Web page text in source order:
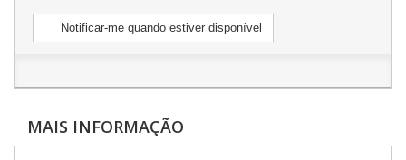
Notificar-me quando estiver disponível
MAIS INFORMAÇÃO